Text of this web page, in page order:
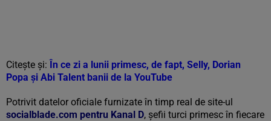
Citește și: În ce zi a lunii primesc, de fapt, Selly, Dorian
Popa și Abi Talent banii de la YouTube
Potrivit datelor oficiale furnizate în timp real de site-ul
socialblade.com pentru Kanal D, șefii turci primesc în fiecare